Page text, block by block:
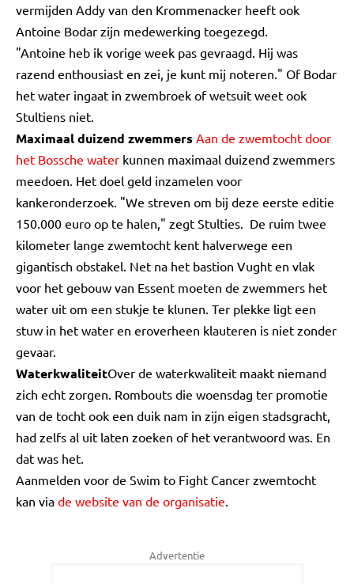
vermijden Addy van den Krommenacker heeft ook
Antoine Bodar zijn medewerking toegezegd.
"Antoine heb ik vorige week pas gevraagd. Hij was
razend enthousiast en zei, je kunt mij noteren." Of Bodar
het water ingaat in zwembroek of wetsuit weet ook
Stultiens niet.
Maximaal duizend zwemmers Aan de zwemtocht door
het Bossche water kunnen maximaal duizend zwemmers
meedoen. Het doel geld inzamelen voor
kankeronderzoek. "We streven om bij deze eerste editie
150.000 euro op te halen," zegt Stulties. De ruim twee
kilometer lange zwemtocht kent halverwege een
gigantisch obstakel. Net na het bastion Vught en vlak
voor het gebouw van Essent moeten de zwemmers het
water uit om een stukje te klunen. Ter plekke ligt een
stuw in het water en eroverheen klauteren is niet zonder
gevaar.
WaterkwaliteitOver de waterkwaliteit maakt niemand
zich echt zorgen. Rombouts die woensdag ter promotie
van de tocht ook een duik nam in zijn eigen stadsgracht,
had zelfs al uit laten zoeken of het verantwoord was. En
dat was het.
Aanmelden voor de Swim to Fight Cancer zwemtocht
kan via de website van de organisatie.
Advertentie